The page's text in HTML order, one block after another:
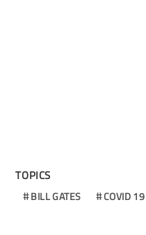
TOPICS
BILL GATES COVID